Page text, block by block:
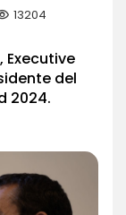
13204
Executive
del
2024.